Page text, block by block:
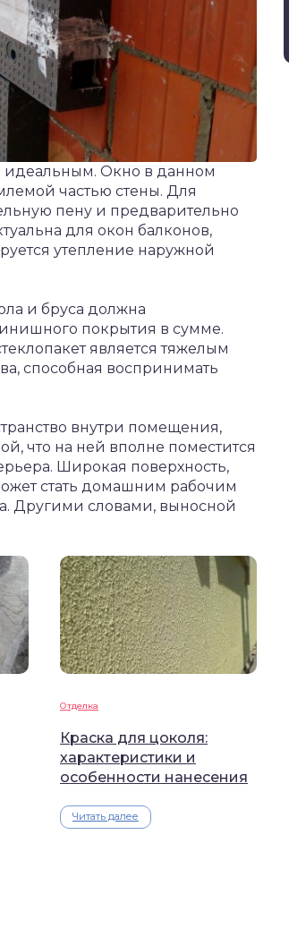
идеальным. Окно в данном
частью стены. Для
пену и предварительно
для окон балконов,
утепление наружной
и бруса должна
покрытия в сумме.
является тяжелым
способная воспринимать
внутри помещения,
что на ней вполне поместится
Широкая поверхность,
стать домашним рабочим
Другими словами, выносной
Отделка
Краска для цоколя:
характеристики и
особенности нанесения
Читать далее